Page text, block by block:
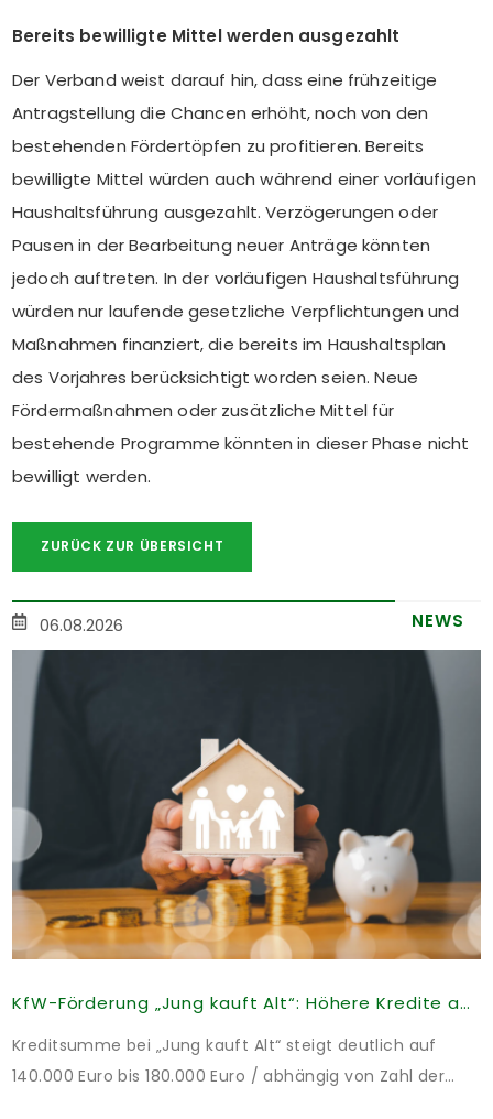
Bereits bewilligte Mittel werden ausgezahlt
Der Verband weist darauf hin, dass eine frühzeitige
Antragstellung die Chancen erhöht, noch von den
bestehenden Fördertöpfen zu profitieren. Bereits
bewilligte Mittel würden auch während einer vorläufigen
Haushaltsführung ausgezahlt. Verzögerungen oder
Pausen in der Bearbeitung neuer Anträge könnten
jedoch auftreten. In der vorläufigen Haushaltsführung
würden nur laufende gesetzliche Verpflichtungen und
Maßnahmen finanziert, die bereits im Haushaltsplan
des Vorjahres berücksichtigt worden seien. Neue
Fördermaßnahmen oder zusätzliche Mittel für
bestehende Programme könnten in dieser Phase nicht
bewilligt werden.
ZURÜCK ZUR ÜBERSICHT
06.08.2026 NEWS
KfW-Förderung „Jung kauft Alt“: Höhere Kredite ab August 2026
Kreditsumme bei „Jung kauft Alt“ steigt deutlich auf
140.000 Euro bis 180.000 Euro / abhängig von Zahl der